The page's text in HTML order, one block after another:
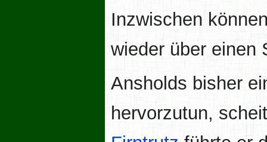
Inzwischen
wieder über einen
Ansholds bisher
hervorzutun,